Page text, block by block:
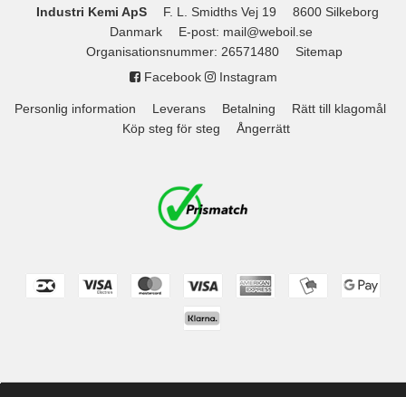
Industri Kemi ApS F. L. Smidths Vej 19
8600 Silkeborg
Danmark
E-post: mail@weboil.se
Organisationsnummer: 26571480
Sitemap
Facebook
Instagram
Personlig information Leverans Betalning
Rätt till klagomål
Köp steg för steg
Ångerrätt